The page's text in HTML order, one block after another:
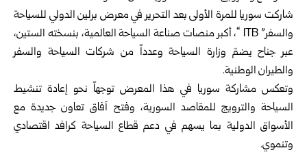
شاركت سوريا للمرة الأولى بعد التحرير في معرض برلين الدولي للسياحة
والسفر” ITB “، أكبر منصات صناعة السياحة العالمية، بنسخته الستين،
عبر جناح يضمّ وزارة السياحة وعدداً من شركات السياحة والسفر
والطيران الوطنية.
وتعكس مشاركة سوريا في هذا المعرض توجهاً نحو إعادة تنشيط
السياحة والترويج للمقاصد السورية، وفتح آفاق تعاون جديدة مع
الأسواق الدولية بما يسهم في دعم قطاع السياحة كرافد اقتصادي
وتنموي.